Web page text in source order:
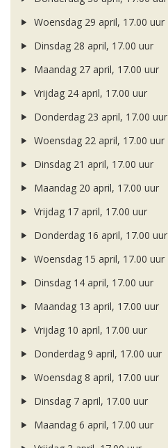
Woensdag 29 april, 17.00 uur
Dinsdag 28 april, 17.00 uur
Maandag 27 april, 17.00 uur
Vrijdag 24 april, 17.00 uur
Donderdag 23 april, 17.00 uur
Woensdag 22 april, 17.00 uur
Dinsdag 21 april, 17.00 uur
Maandag 20 april, 17.00 uur
Vrijdag 17 april, 17.00 uur
Donderdag 16 april, 17.00 uur
Woensdag 15 april, 17.00 uur
Dinsdag 14 april, 17.00 uur
Maandag 13 april, 17.00 uur
Vrijdag 10 april, 17.00 uur
Donderdag 9 april, 17.00 uur
Woensdag 8 april, 17.00 uur
Dinsdag 7 april, 17.00 uur
Maandag 6 april, 17.00 uur